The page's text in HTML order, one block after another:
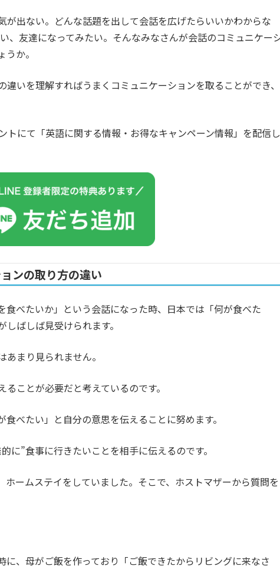
が出ない。どんな話題を出して会話を広げたらいいかわからな
、友達になってみたい。そんなみなさんが会話のコミュニケー
か。
いを理解すればうまくコミュニケーションを取ることができ、
トにて「英語に関する情報・お得なキャンペーン情報」を配信し
ンの取り方の違い
食べたいか」という会話になった時、日本では「何が食べた
ばしば見受けられます。
まり見られません。
ことが必要だと考えているのです。
べたい」と自分の意思を伝えることに努めます。
に”食事に行きたいことを相手に伝えるのです。
ームステイをしていました。そこで、ホストマザーから質問を
、母がご飯を作っており「ご飯できたからリビングに来なさ